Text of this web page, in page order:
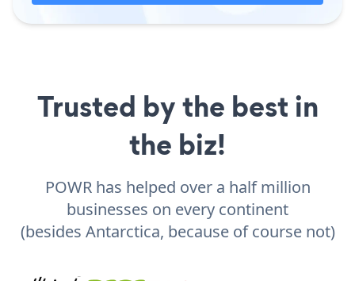
Trusted by the best in
the biz!
POWR has helped over a half million
businesses on every continent
(besides Antarctica, because of course not)